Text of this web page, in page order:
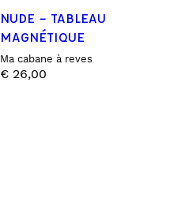
NUDE – TABLEAU
MAGNÉTIQUE
Ma cabane à reves
€ 26,00